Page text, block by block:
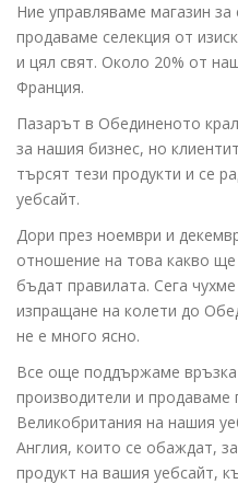
Ние управляваме магазин
продаваме селекция от
и цял свят. Около 20% от
Франция.
Пазарът в Обединеното
за нашия бизнес, но
търсят тези продукти и се
уебсайт.
Дори през ноември и
отношение на това какво ще
бъдат правилата. Сега
изпращане на колети до
не е много ясно.
Все още поддържаме връзка
производители и продаваме
Великобритания на нашия
Англия, които се обаждат,
продукт на вашия уебсайт,